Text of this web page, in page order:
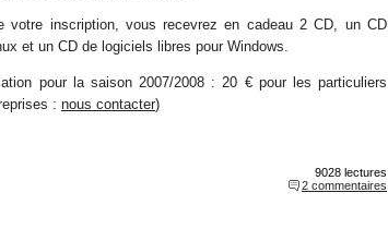
votre inscription, vous recevrez en cadeau 2 CD, un CD
et un CD de logiciels libres pour Windows.
pour la saison 2007/2008 : 20 € pour les particuliers
: nous contacter)
9028 lectures
2 commentaires